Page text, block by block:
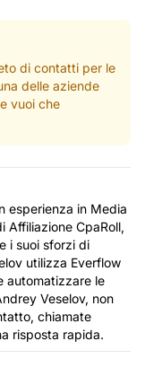
di contatti per le
delle aziende
vuoi che
esperienza in Media
Affiliazione CpaRoll,
i suoi sforzi di
utilizza Everflow
automatizzare le
Veselov, non
chiamate
risposta rapida.